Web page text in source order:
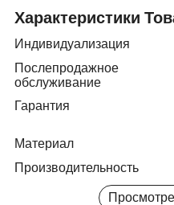
Характеристики
Индивидуализация
Послепродажное
обслуживание
Гарантия
Материал
Производительность